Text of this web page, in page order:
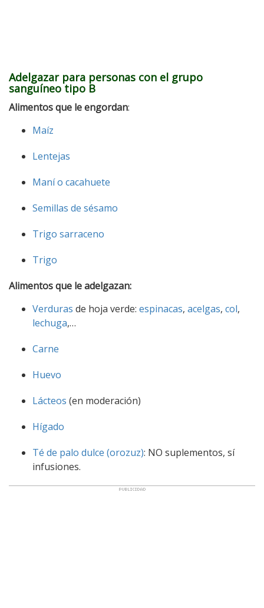
Adelgazar para personas con el grupo
sanguíneo tipo B
Alimentos que le engordan:
Maíz
Lentejas
Maní o cacahuete
Semillas de sésamo
Trigo sarraceno
Trigo
Alimentos que le adelgazan:
Verduras de hoja verde: espinacas, acelgas, col,
lechuga,…
Carne
Huevo
Lácteos (en moderación)
Hígado
Té de palo dulce (orozuz): NO suplementos, sí
infusiones.